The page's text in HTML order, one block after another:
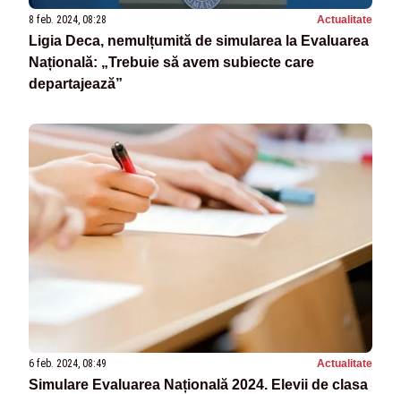
8 feb. 2024, 08:28 Actualitate
Ligia Deca, nemulțumită de simularea la Evaluarea
Națională: „Trebuie să avem subiecte care
departajează”
6 feb. 2024, 08:49 Actualitate
Simulare Evaluarea Națională 2024. Elevii de clasa